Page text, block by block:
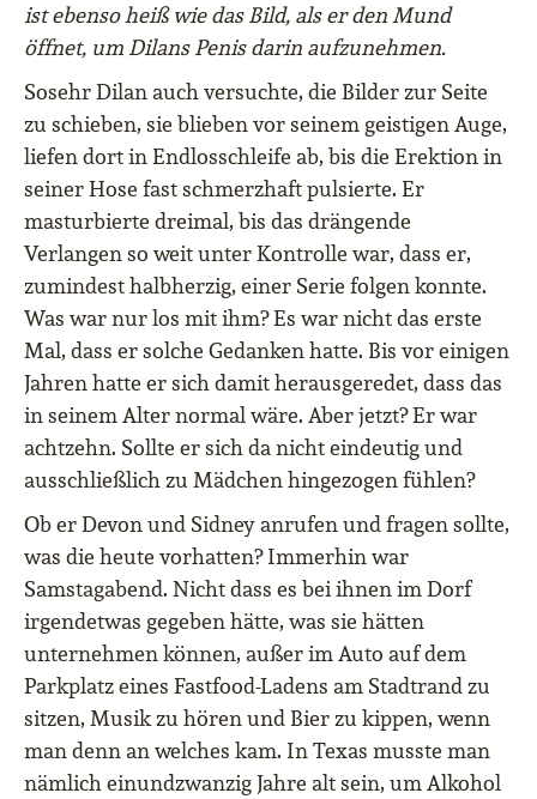
ist ebenso heiß wie das Bild, als er den Mund
öffnet, um Dilans Penis darin aufzunehmen.
Sosehr Dilan auch versuchte, die Bilder zur Seite
zu schieben, sie blieben vor seinem geistigen Auge,
liefen dort in Endlosschleife ab, bis die Erektion in
seiner Hose fast schmerzhaft pulsierte. Er
masturbierte dreimal, bis das drängende
Verlangen so weit unter Kontrolle war, dass er,
zumindest halbherzig, einer Serie folgen konnte.
Was war nur los mit ihm? Es war nicht das erste
Mal, dass er solche Gedanken hatte. Bis vor einigen
Jahren hatte er sich damit herausgeredet, dass das
in seinem Alter normal wäre. Aber jetzt? Er war
achtzehn. Sollte er sich da nicht eindeutig und
ausschließlich zu Mädchen hingezogen fühlen?
Ob er Devon und Sidney anrufen und fragen sollte,
was die heute vorhatten? Immerhin war
Samstagabend. Nicht dass es bei ihnen im Dorf
irgendetwas gegeben hätte, was sie hätten
unternehmen können, außer im Auto auf dem
Parkplatz eines Fastfood-Ladens am Stadtrand zu
sitzen, Musik zu hören und Bier zu kippen, wenn
man denn an welches kam. In Texas musste man
nämlich einundzwanzig Jahre alt sein, um Alkohol